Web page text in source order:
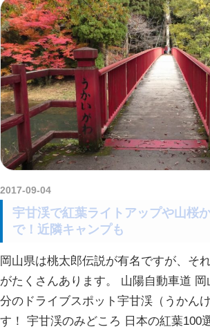
2017-09-04
宇甘渓で紅葉ライトアップや山桜
で！近隣キャンプも
岡山県は桃太郎伝説が有名ですが、そ
がたくさんあります。 山陽自動車道
分のドライブスポット宇甘渓（うかん
す！ 宇甘渓のみどころ 日本の紅葉100